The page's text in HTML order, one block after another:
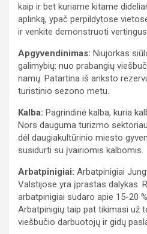
kaip ir bet kuriame kitame
aplinką, ypač perpildytose
ir venkite demonstruoti
Apgyvendinimas: Niujorkas
galimybių: nuo prabangių
namų. Patartina iš anksto
turistinio sezono metu.
Kalba: Pagrindinė kalba, kuria
Nors dauguma turizmo
dėl daugiakultūrinio miesto
susidurti su įvairiomis kalbomis.
Arbatpinigiai: Arbatpinigiai
Valstijose yra įprastas dalykas.
arbatpinigiai sudaro apie 15-20
Arbatpinigių taip pat tikimasi už
viešbučio darbuotojų ir gidų